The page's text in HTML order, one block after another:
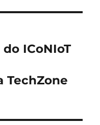
ICoNIoT
TechZone